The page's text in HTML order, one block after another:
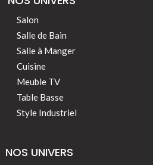
Salon
Salle de Bain
Salle à Manger
Cuisine
Meuble TV
Table Basse
Style Industriel
NOS UNIVERS